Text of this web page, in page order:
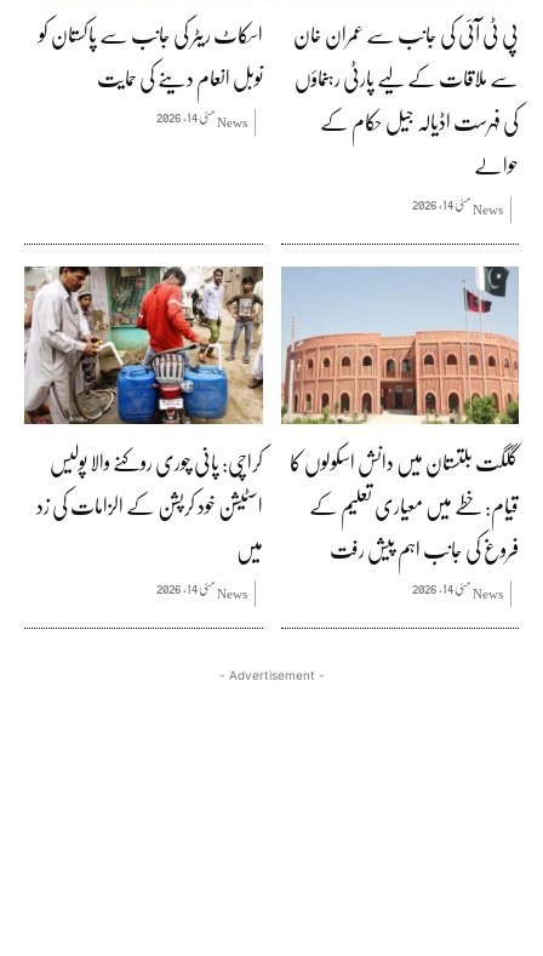
پی ٹی آئی کی جانب سے عمران خان
سے ملاقات کے لیے پارٹی رہنماؤں
کی فہرست اڈیالہ جیل حکام کے
حوالے
Newsمئی 14, 2026
اسکاٹ ریٹر کی جانب سے پاکستان کو
نوبل انعام دینے کی حمایت
Newsمئی 14, 2026
گلگت بلتستان میں دانش اسکولوں کا
قیام: خطے میں معیاری تعلیم کے
فروغ کی جانب اہم پیش رفت
Newsمئی 14, 2026
کراچی: پانی چوری روکنے والا پولیس
اسٹیشن خود کرپشن کے الزامات کی زد
میں
Newsمئی 14, 2026
- Advertisement -